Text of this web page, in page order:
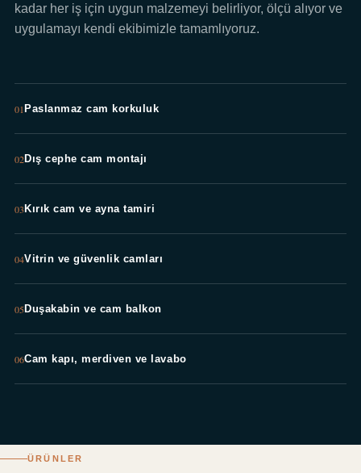
kadar her iş için uygun malzemeyi belirliyor, ölçü alıyor ve
uygulamayı kendi ekibimizle tamamlıyoruz.
01Paslanmaz cam korkuluk
02Dış cephe cam montajı
03Kırık cam ve ayna tamiri
04Vitrin ve güvenlik camları
05Duşakabin ve cam balkon
06Cam kapı, merdiven ve lavabo
ÜRÜNLER